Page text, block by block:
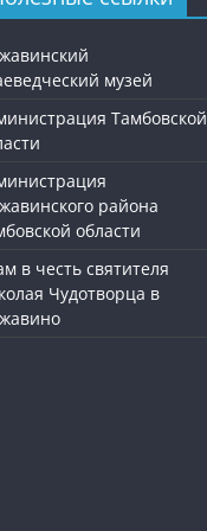
музей
Тамбовской
района
области
в честь святителя
Чудотворца в